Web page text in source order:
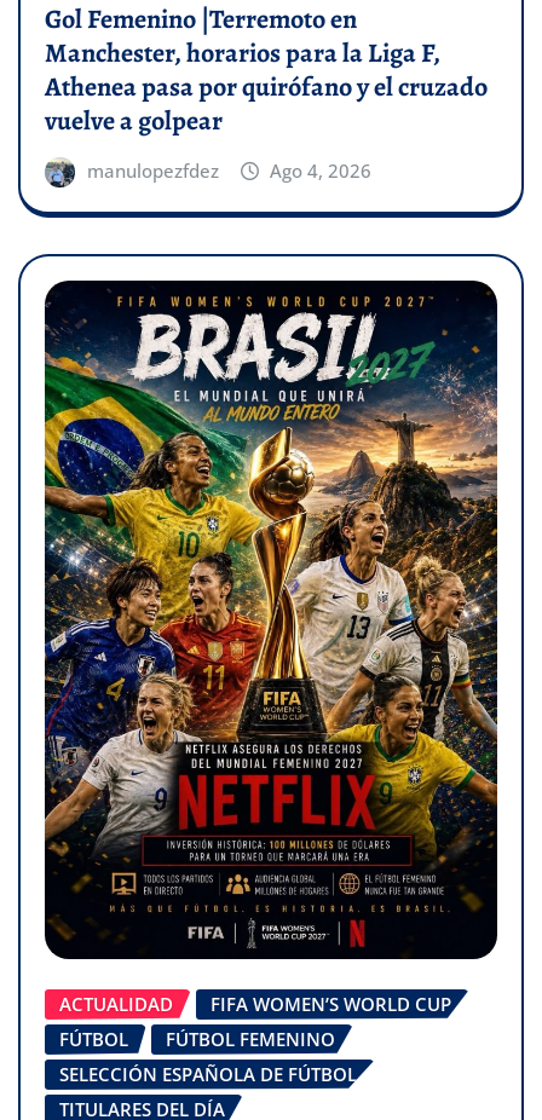
Gol Femenino |Terremoto en
Manchester, horarios para la Liga F,
Athenea pasa por quirófano y el cruzado
vuelve a golpear
manulopezfdez Ago 4, 2026
ACTUALIDAD
FIFA WOMEN’S WORLD CUP
FÚTBOL
FÚTBOL FEMENINO
SELECCIÓN ESPAÑOLA DE FÚTBOL
TITULARES DEL DÍA